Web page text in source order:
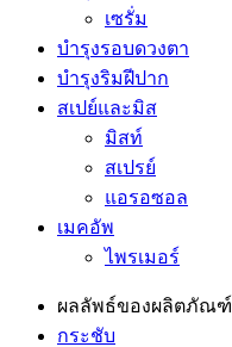
เซรั่ม
บำรุงรอบดวงตา
บำรุงริมฝีปาก
สเปย์และมิส
มิสท์
สเปรย์
แอรอซอล
เมคอัพ
ไพรเมอร์
ผลลัพธ์ของผลิตภัณฑ์
กระชับ